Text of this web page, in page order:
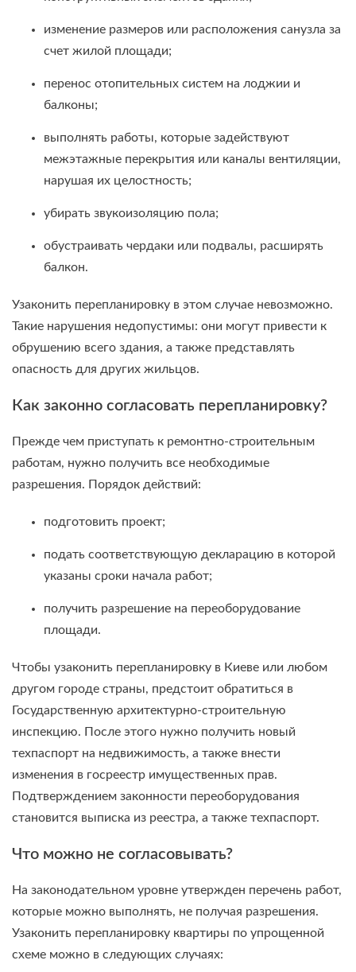
изменение размеров или расположения санузла за
счет жилой площади;
перенос отопительных систем на лоджии и
балконы;
выполнять работы, которые задействуют
межэтажные перекрытия или каналы вентиляции,
нарушая их целостность;
убирать звукоизоляцию пола;
обустраивать чердаки или подвалы, расширять
балкон.
Узаконить перепланировку в этом случае невозможно.
Такие нарушения недопустимы: они могут привести к
обрушению всего здания, а также представлять
опасность для других жильцов.
Как законно согласовать перепланировку?
Прежде чем приступать к ремонтно-строительным
работам, нужно получить все необходимые
разрешения. Порядок действий:
подготовить проект;
подать соответствующую декларацию в которой
указаны сроки начала работ;
получить разрешение на переоборудование
площади.
Чтобы узаконить перепланировку в Киеве или любом
другом городе страны, предстоит обратиться в
Государственную архитектурно-строительную
инспекцию. После этого нужно получить новый
техпаспорт на недвижимость, а также внести
изменения в госреестр имущественных прав.
Подтверждением законности переоборудования
становится выписка из реестра, а также техпаспорт.
Что можно не согласовывать?
На законодательном уровне утвержден перечень работ,
которые можно выполнять, не получая разрешения.
Узаконить перепланировку квартиры по упрощенной
схеме можно в следующих случаях: